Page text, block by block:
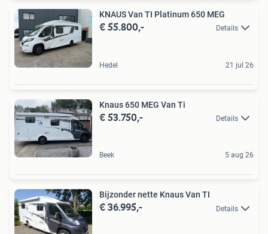
KNAUS Van TI Platinum 650 MEG
€ 55.800,- Details
Hedel 21 jul 26
Knaus 650 MEG Van Ti
€ 53.750,- Details
Beek 5 aug 26
Bijzonder nette Knaus Van TI
€ 36.995,- Details